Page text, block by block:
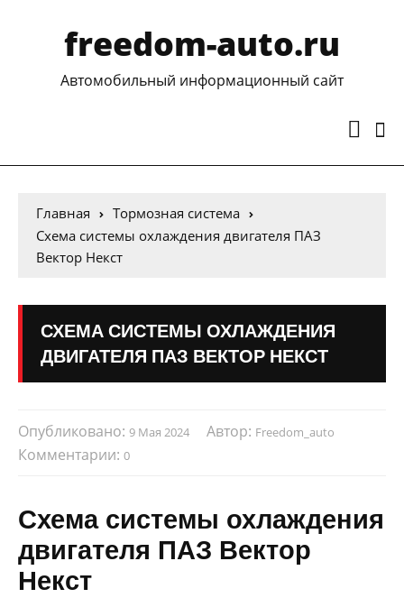
freedom-auto.ru
Автомобильный информационный сайт
Главная
Тормозная система
Схема системы охлаждения двигателя ПАЗ
Вектор Некст
СХЕМА СИСТЕМЫ ОХЛАЖДЕНИЯ
ДВИГАТЕЛЯ ПАЗ ВЕКТОР НЕКСТ
Опубликовано: 9 Мая 2024 Автор: Freedom_auto
Комментарии: 0
Схема системы охлаждения
двигателя ПАЗ Вектор
Некст